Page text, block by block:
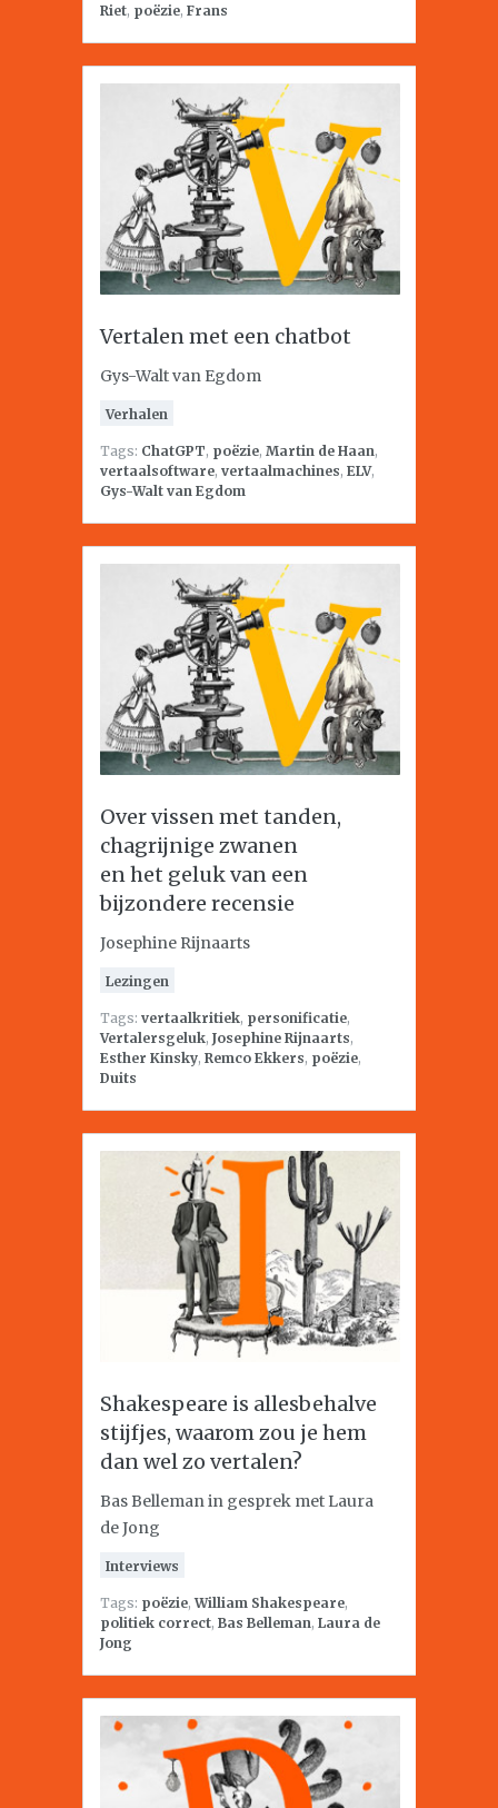
Riet, poëzie, Frans
Vertalen met een chatbot
Gys-Walt van Egdom
Verhalen
Tags: ChatGPT, poëzie, Martin de Haan,
vertaalsoftware, vertaalmachines, ELV,
Gys-Walt van Egdom
Over vissen met tanden,
chagrijnige zwanen
en het geluk van een
bijzondere recensie
Josephine Rijnaarts
Lezingen
Tags: vertaalkritiek, personificatie,
Vertalersgeluk, Josephine Rijnaarts,
Esther Kinsky, Remco Ekkers, poëzie,
Duits
Shakespeare is allesbehalve
stijfjes, waarom zou je hem
dan wel zo vertalen?
Bas Belleman in gesprek met Laura
de Jong
Interviews
Tags: poëzie,William Shakespeare,
politiek correct, Bas Belleman, Laura de
Jong